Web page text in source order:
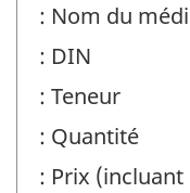
: Nom du
: DIN
: Teneur
: Quantité
: Prix (incluant